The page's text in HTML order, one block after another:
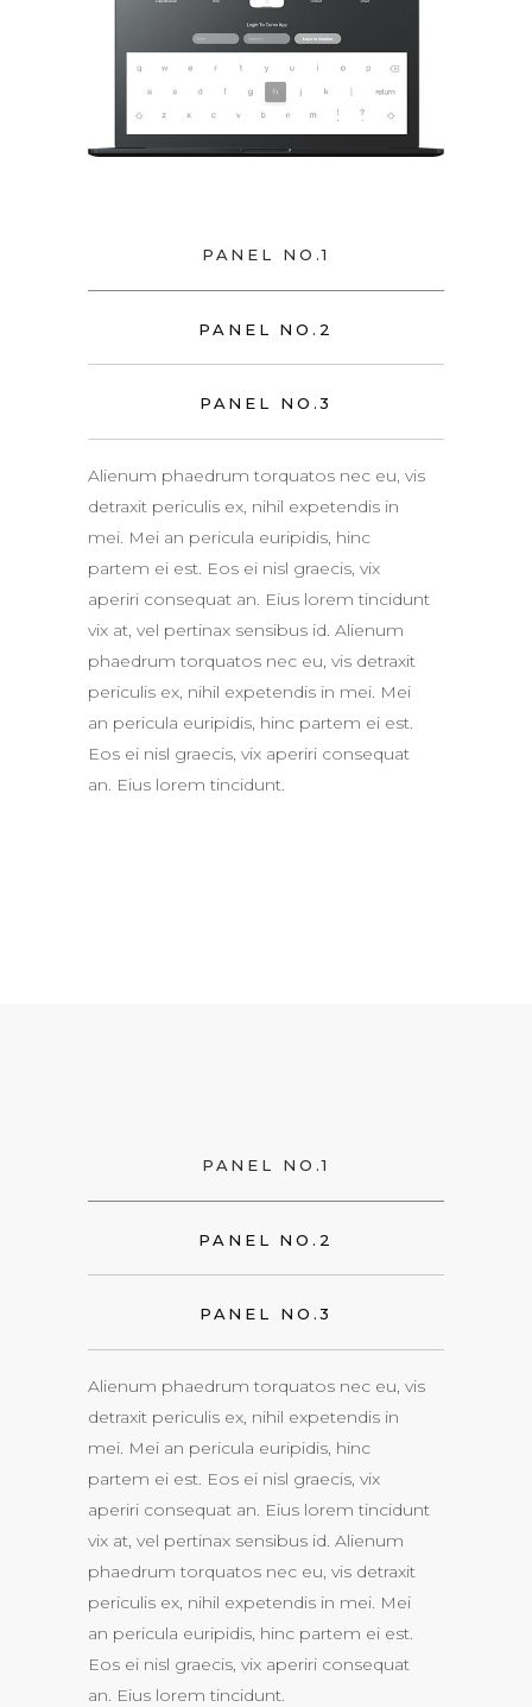
PANEL NO.1
PANEL NO.2
PANEL NO.3
Alienum phaedrum torquatos nec eu, vis
detraxit periculis ex, nihil expetendis in
mei. Mei an pericula euripidis, hinc
partem ei est. Eos ei nisl graecis, vix
aperiri consequat an. Eius lorem tincidunt
vix at, vel pertinax sensibus id. Alienum
phaedrum torquatos nec eu, vis detraxit
periculis ex, nihil expetendis in mei. Mei
an pericula euripidis, hinc partem ei est.
Eos ei nisl graecis, vix aperiri consequat
an. Eius lorem tincidunt.
PANEL NO.1
PANEL NO.2
PANEL NO.3
Alienum phaedrum torquatos nec eu, vis
detraxit periculis ex, nihil expetendis in
mei. Mei an pericula euripidis, hinc
partem ei est. Eos ei nisl graecis, vix
aperiri consequat an. Eius lorem tincidunt
vix at, vel pertinax sensibus id. Alienum
phaedrum torquatos nec eu, vis detraxit
periculis ex, nihil expetendis in mei. Mei
an pericula euripidis, hinc partem ei est.
Eos ei nisl graecis, vix aperiri consequat
an. Eius lorem tincidunt.